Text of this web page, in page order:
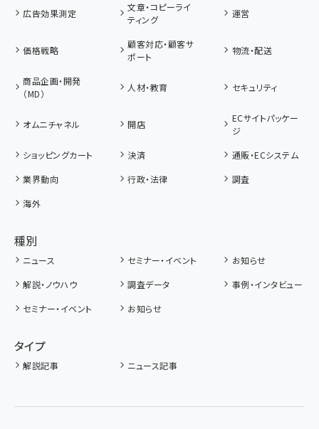
広告効果測定
文章・コピーライ
ティング
運営
価格戦略
顧客対応・顧客サ
ポート
物流・配送
商品企画・開発
（MD）
人材・教育 セキュリティ
オムニチャネル 開店
ECサイトパッケー
ジ
ショッピングカート
決済
通販・ECシステム
業界動向
行政・法律
調査
海外
種別
ニュース セミナー・イベント
お知らせ
解説・ノウハウ
調査データ
事例・インタビュー
セミナー・イベント
お知らせ
タイプ
解説記事 ニュース記事